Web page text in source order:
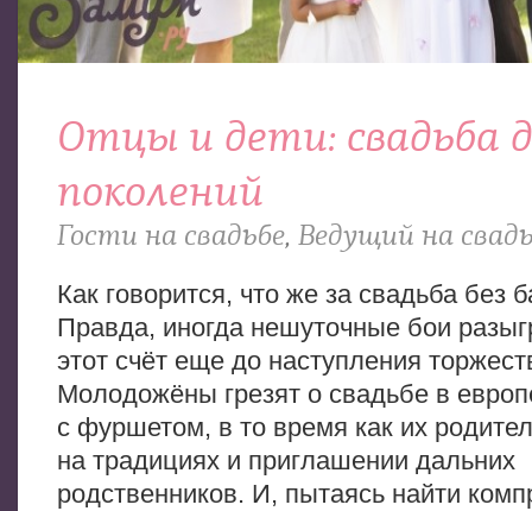
Отцы и дети: свадьба
поколений
Гости на свадьбе, Ведущий на
Как говорится, что же за свадьба без
Правда, иногда нешуточные бои
этот счёт еще до наступления
Молодожёны грезят о свадьбе в
с фуршетом, в то время как их
на традициях и приглашении дальних
родственников. И, пытаясь найти